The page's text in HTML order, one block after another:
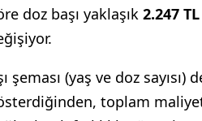
doz başı yaklaşık 2.247
şeması (yaş ve doz sayısı)
toplam